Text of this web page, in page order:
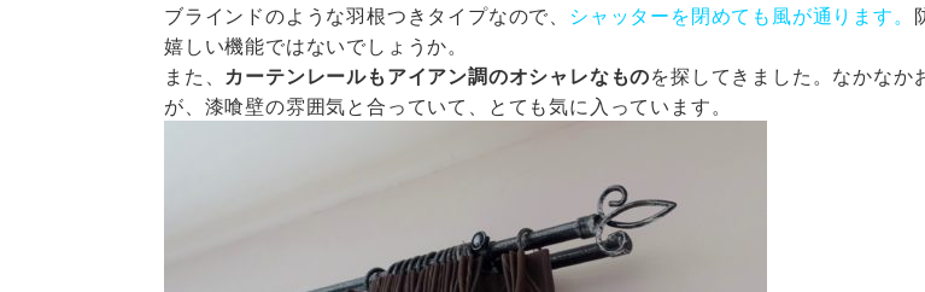
ブラインドのような羽根つきタイプなので、 シャッターを閉めても風が通ります。
嬉しい機能ではないでしょうか。
また、 カーテンレールもアイアン調のオシャレなものを探してきました。なかな
が、漆喰壁の雰囲気と合っていて、とても気に入っています。